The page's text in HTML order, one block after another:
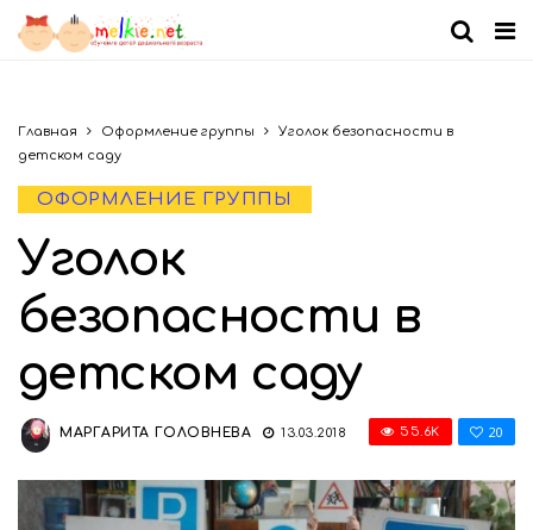
Главная Оформление группы
Уголок безопасности в
детском саду
ОФОРМЛЕНИЕ ГРУППЫ
Уголок
безопасности в
детском саду
МАРГАРИТА ГОЛОВНЕВА 13.03.2018 20
55.6K